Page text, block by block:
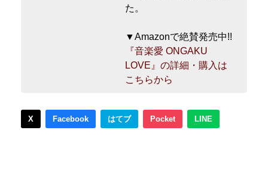
た。
▼Amazonで絶賛発売中!!
『音楽愛 ONGAKU
LOVE』の詳細・購入は
こちらから
X Facebook はてブ Pocket LINE